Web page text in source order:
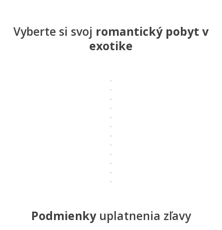
Vyberte si svoj romantický pobyt v
exotike
Podmienky uplatnenia zľavy